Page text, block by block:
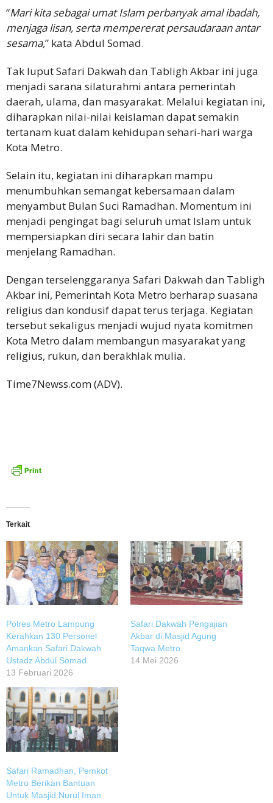
“Mari kita sebagai umat Islam perbanyak amal ibadah,
menjaga lisan, serta mempererat persaudaraan antar
sesama,” kata Abdul Somad.
Tak luput Safari Dakwah dan Tabligh Akbar ini juga
menjadi sarana silaturahmi antara pemerintah
daerah, ulama, dan masyarakat. Melalui kegiatan ini,
diharapkan nilai-nilai keislaman dapat semakin
tertanam kuat dalam kehidupan sehari-hari warga
Kota Metro.
Selain itu, kegiatan ini diharapkan mampu
menumbuhkan semangat kebersamaan dalam
menyambut Bulan Suci Ramadhan. Momentum ini
menjadi pengingat bagi seluruh umat Islam untuk
mempersiapkan diri secara lahir dan batin
menjelang Ramadhan.
Dengan terselenggaranya Safari Dakwah dan Tabligh
Akbar ini, Pemerintah Kota Metro berharap suasana
religius dan kondusif dapat terus terjaga. Kegiatan
tersebut sekaligus menjadi wujud nyata komitmen
Kota Metro dalam membangun masyarakat yang
religius, rukun, dan berakhlak mulia.
Time7Newss.com (ADV).
Terkait
Polres Metro Lampung
Kerahkan 130 Personel
Amankan Safari Dakwah
Ustadz Abdul Somad
13 Februari 2026
Safari Dakwah Pengajian
Akbar di Masjid Agung
Taqwa Metro
14 Mei 2026
Safari Ramadhan, Pemkot
Metro Berikan Bantuan
Untuk Masjid Nurul Iman